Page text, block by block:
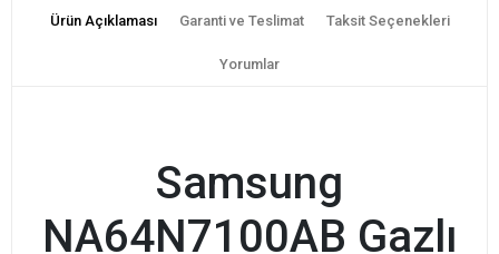
Ürün Açıklaması Garanti ve Teslimat Taksit Seçenekleri
Yorumlar
Samsung
NA64N7100AB Gazlı